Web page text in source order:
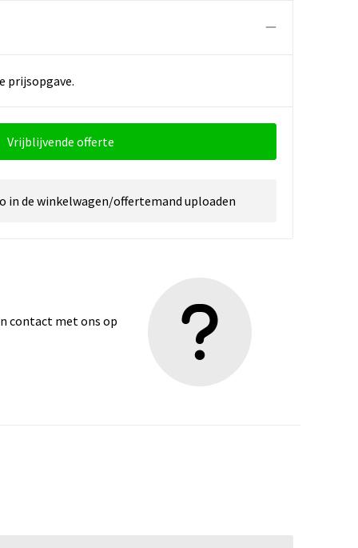
prijsopgave.
Vrijblijvende offerte
in de winkelwagen/offertemand uploaden
contact met ons op